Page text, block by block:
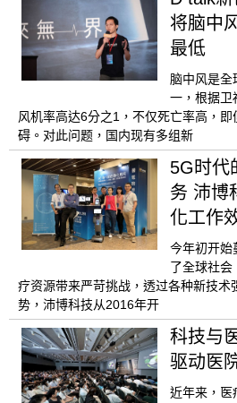
将脑中
最低
脑中风是全
一，根据卫
风机率高达6分之1，不仅死亡率高，
碍。对此问题，国内现有多组新
5G时代
务 沛博
化工作
今年初开始
了全球社会
疗资源带来严苛挑战，透过各种新技术
势，沛博科技从2016年开
科技与
驱动医
近年来，医